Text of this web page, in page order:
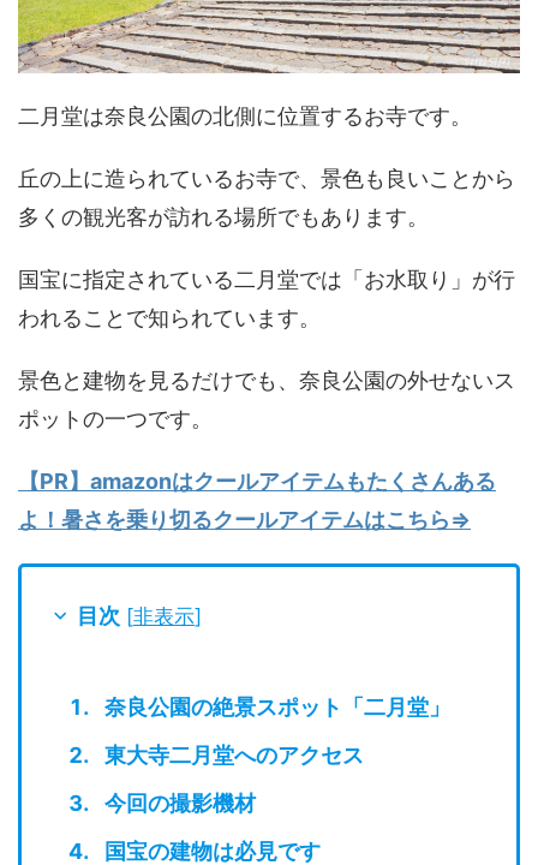
二月堂は奈良公園の北側に位置するお寺です。
丘の上に造られているお寺で、景色も良いことから
多くの観光客が訪れる場所でもあります。
国宝に指定されている二月堂では「お水取り」が行
われることで知られています。
景色と建物を見るだけでも、奈良公園の外せないス
ポットの一つです。
【PR】amazonはクールアイテムもたくさんある
よ！暑さを乗り切るクールアイテムはこちら⇒
目次 [非表示]
奈良公園の絶景スポット「二月堂」
東大寺二月堂へのアクセス
今回の撮影機材
国宝の建物は必見です